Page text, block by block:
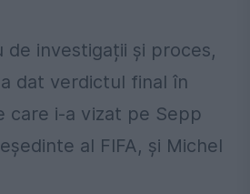
de investigații și proces,
dat verdictul final în
care i-a vizat pe Sepp
al FIFA, și Michel